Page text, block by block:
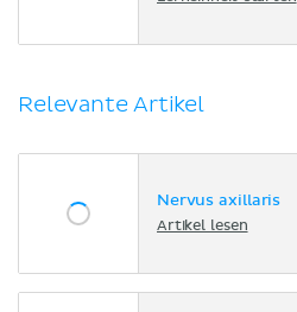
Relevante Artikel
Nervus axillaris
Artikel lesen